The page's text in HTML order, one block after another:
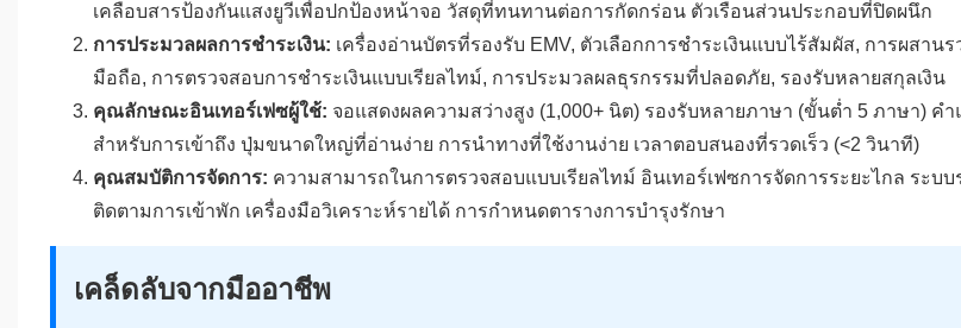
เคลือบสารป้องกันแสงยูวีเพื่อปกป้องหน้าจอ วัสดุที่ทนทานต่อการกัดกร่อน ตัวเรือนส่วนประกอบที่ปิดผนึก
การประมวลผลการชำระเงิน: เครื่องอ่านบัตรที่รองรับ EMV, ตัวเลือกการชำระเงินแบบไร้สัมผัส, การผสาน
มือถือ, การตรวจสอบการชำระเงินแบบเรียลไทม์, การประมวลผลธุรกรรมที่ปลอดภัย, รองรับหลายสกุลเงิน
คุณลักษณะอินเทอร์เฟซผู้ใช้: จอแสดงผลความสว่างสูง (1,000+ นิต) รองรับหลายภาษา (ขั้นต่ำ 5 ภาษา) คำ
สำหรับการเข้าถึง ปุ่มขนาดใหญ่ที่อ่านง่าย การนำทางที่ใช้งานง่าย เวลาตอบสนองที่รวดเร็ว (<2 วินาที)
คุณสมบัติการจัดการ: ความสามารถในการตรวจสอบแบบเรียลไทม์ อินเทอร์เฟซการจัดการระยะไกล ระบ
ติดตามการเข้าพัก เครื่องมือวิเคราะห์รายได้ การกำหนดตารางการบำรุงรักษา
เคล็ดลับจากมืออาชีพ